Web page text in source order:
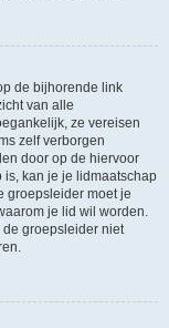
de bijhorende link
van alle
ze vereisen
zelf verborgen
door op de hiervoor
is, kan je je lidmaatschap
groepsleider moet je
je lid wil worden.
de groepsleider niet